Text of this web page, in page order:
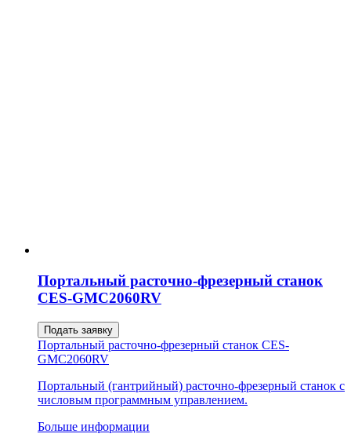
Портальный расточно-фрезерный станок
CES-GMC2060RV
Подать заявку
Портальный расточно-фрезерный станок CES-
GMC2060RV
Портальный (гантрийный) расточно-фрезерный станок с
числовым программным управлением.
Больше информации